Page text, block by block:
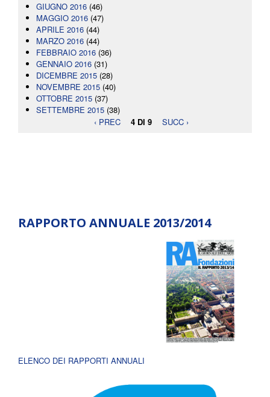
GIUGNO 2016 (46)
MAGGIO 2016 (47)
APRILE 2016 (44)
MARZO 2016 (44)
FEBBRAIO 2016 (36)
GENNAIO 2016 (31)
DICEMBRE 2015 (28)
NOVEMBRE 2015 (40)
OTTOBRE 2015 (37)
SETTEMBRE 2015 (38)
‹ PREC
4 DI 9 SUCC ›
RAPPORTO ANNUALE 2013/2014
ELENCO DEI RAPPORTI ANNUALI